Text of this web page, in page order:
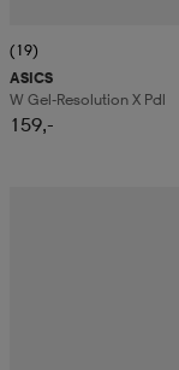
(19)
ASICS
W Gel-Resolution X Pdl
159,-